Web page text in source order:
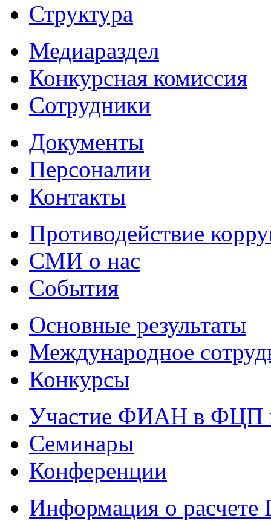
Структура
Медиараздел
Конкурсная комиссия
Сотрудники
Документы
Персоналии
Контакты
Противодействие
СМИ о нас
События
Основные результаты
Международное
Конкурсы
Участие ФИАН в ФЦП
Семинары
Конференции
Информация о